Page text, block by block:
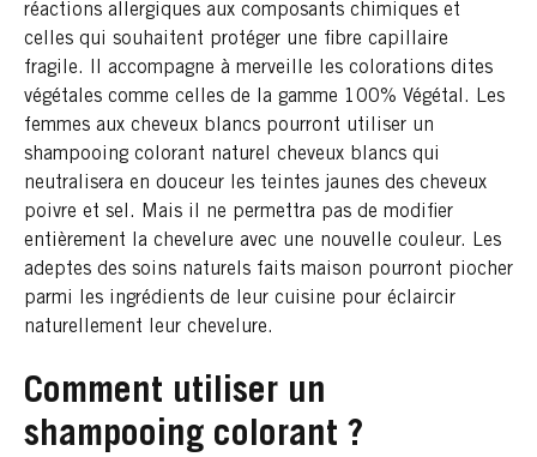
réactions allergiques aux composants chimiques et
celles qui souhaitent protéger une fibre capillaire
fragile. Il accompagne à merveille les colorations dites
végétales comme celles de la gamme 100% Végétal. Les
femmes aux cheveux blancs pourront utiliser un
shampooing colorant naturel cheveux blancs qui
neutralisera en douceur les teintes jaunes des cheveux
poivre et sel. Mais il ne permettra pas de modifier
entièrement la chevelure avec une nouvelle couleur. Les
adeptes des soins naturels faits maison pourront piocher
parmi les ingrédients de leur cuisine pour éclaircir
naturellement leur chevelure.
Comment utiliser un
shampooing colorant ?